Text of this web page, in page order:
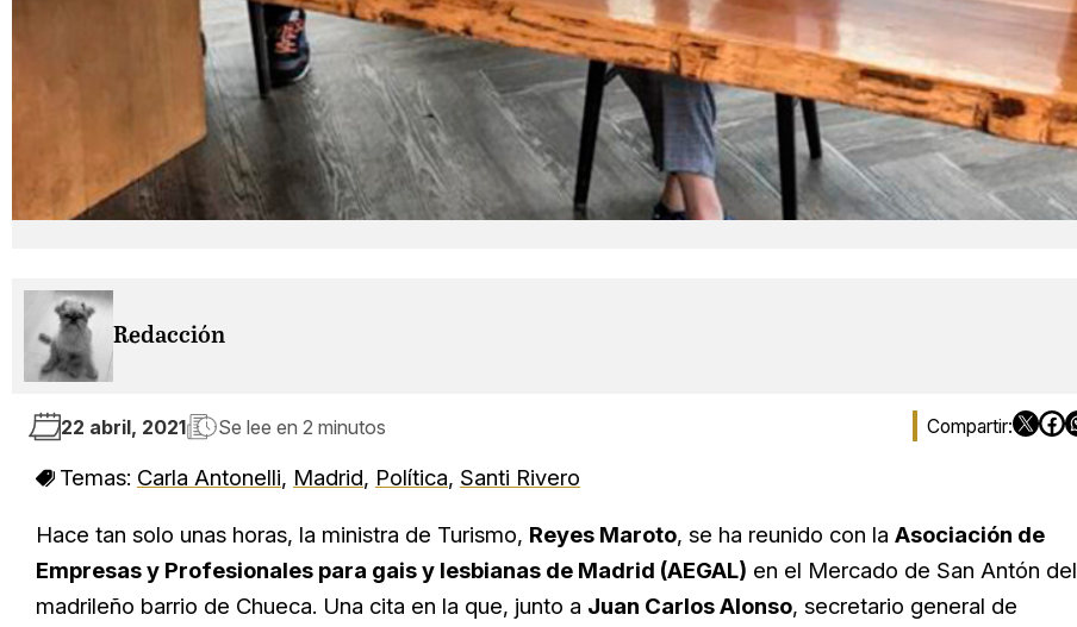
Redacción
22 abril, 2021 Se lee en 2 minutos
Temas: Carla Antonelli, Madrid, Política, Santi Rivero
Hace tan solo unas horas, la ministra de Turismo, Reyes Maroto, se ha reunido con la Asociación de
Empresas y Profesionales para gais y lesbianas de Madrid (AEGAL) en el Mercado de San Antón del
madrileño barrio de Chueca. Una cita en la que, junto a Juan Carlos Alonso, secretario general de